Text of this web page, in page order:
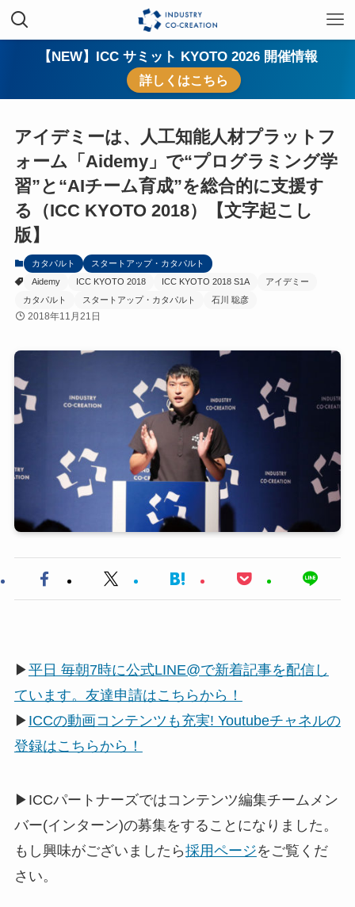
【NEW】ICC サミット KYOTO 2026 開催情報
詳しくはこちら
アイデミーは、人工知能人材プラットフ
ォーム「Aidemy」で“プログラミング学
習”と“AIチーム育成”を総合的に支援す
る（ICC KYOTO 2018）【文字起こし
版】
カタパルト
スタートアップ・カタパルト
Aidemy
ICC KYOTO 2018 ICC KYOTO 2018 S1A
アイデミー
カタパルト
スタートアップ・カタパルト 石川 聡彦
2018年11月21日
▶平日 毎朝7時に公式LINE@で新着記事を配信し
ています。友達申請はこちらから！
▶ ICCの動画コンテンツも充実! Youtubeチャネルの
登録はこちらから！
▶ICCパートナーズではコンテンツ編集チームメン
バー(インターン)の募集をすることになりました。
もし興味がございましたら採用ページをご覧くだ
さい。